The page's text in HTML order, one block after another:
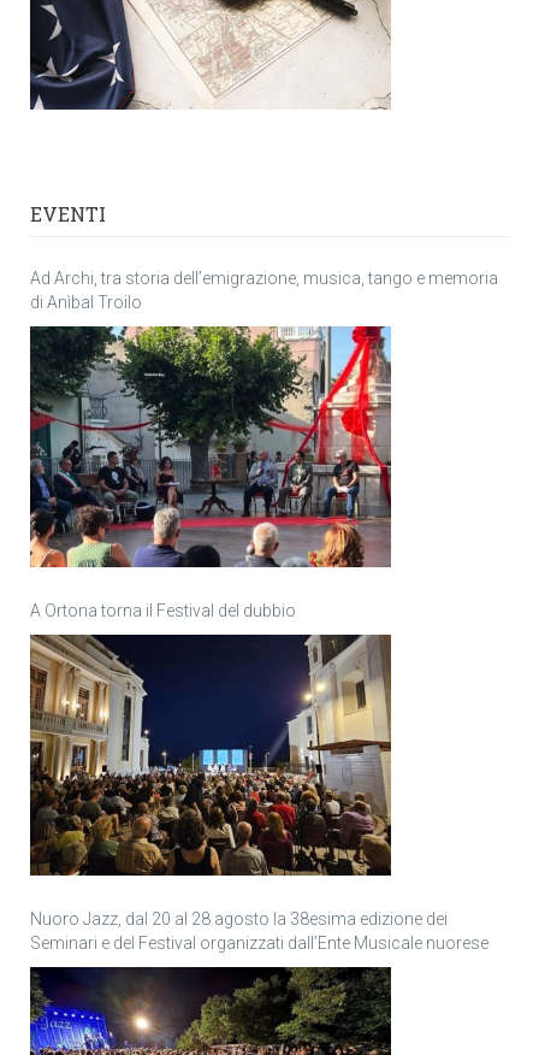
EVENTI
Ad Archi, tra storia dell’emigrazione, musica, tango e memoria
di Anìbal Troilo
A Ortona torna il Festival del dubbio
Nuoro Jazz, dal 20 al 28 agosto la 38esima edizione dei
Seminari e del Festival organizzati dall’Ente Musicale nuorese